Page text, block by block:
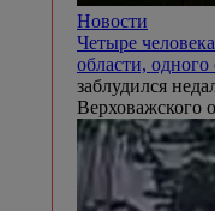
Новости
Четыре
области,
заблудился
Верховажского